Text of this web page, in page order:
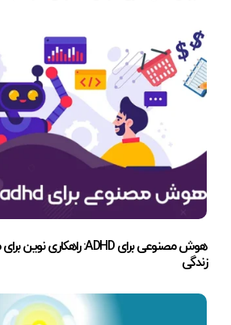
هوش مصنوعی برای ADHD: راهکاری نوین برای مدیریت تمرکز و بهبود
زندگی